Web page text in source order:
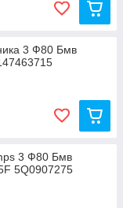
3 Ф80 Бмв
3 Ф80 Бмв
5Q0907275